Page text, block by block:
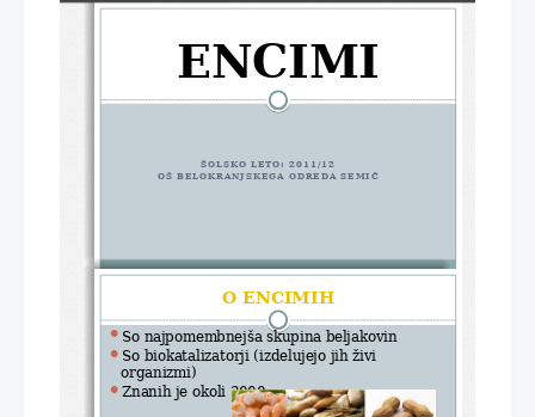
stransko
ŠOLSKO LETO: 2011/12
OŠ BELOKRANJSKEGA ODREDA SEMIČ
ENCIMI
O ENCIMIH
 So najpomembnejša skupina beljakovin
 So biokatalizatorji (izdelujejo jih živi
organizmi)
 Znanih je okoli 3000.